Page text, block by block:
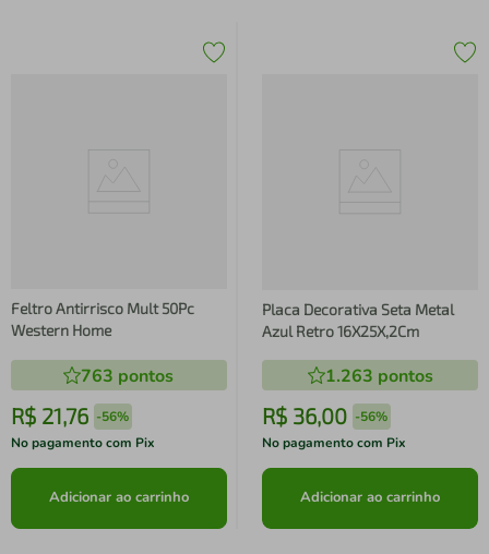
Feltro Antirrisco Mult 50Pc
Western Home
763 pontos
R$ 21,76 -56%
No pagamento com Pix
Adicionar ao carrinho
Placa Decorativa Seta Metal
Azul Retro 16X25X,2Cm
1.263 pontos
R$ 36,00 -56%
No pagamento com Pix
Adicionar ao carrinho